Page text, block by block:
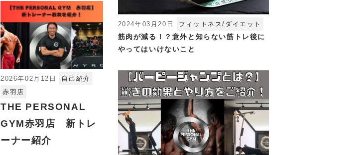
2026年02月12日
自己紹介
赤羽店
THE PERSONAL
GYM赤羽店 新トレ
ーナー紹介
2024年03月20日 フィットネス/ダイエット
筋肉が減る！？意外と知らない筋トレ後に
やってはいけないこと